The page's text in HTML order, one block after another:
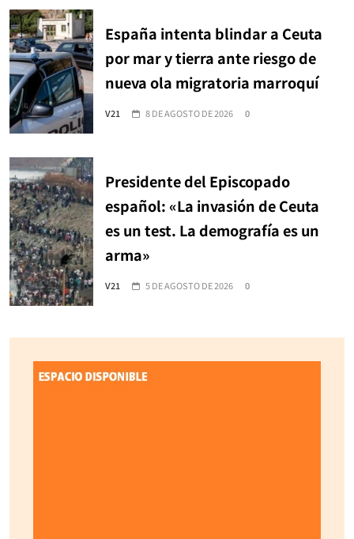
España intenta blindar a Ceuta
por mar y tierra ante riesgo de
nueva ola migratoria marroquí
V21 8 DE AGOSTO DE 2026 0
Presidente del Episcopado
español: «La invasión de Ceuta
es un test. La demografía es un
arma»
V21 5 DE AGOSTO DE 2026 0